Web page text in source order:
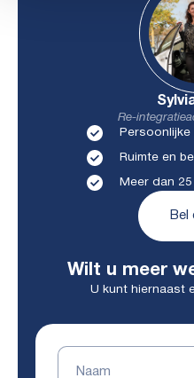
Re-
Ruimte en
Meer dan
Bel
Wilt u meer
U kunt hiernaast
Naam